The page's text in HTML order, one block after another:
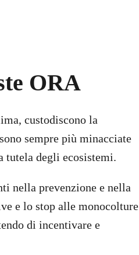
ORA
custodiscono la
sempre più minacciate
degli ecosistemi.
nella prevenzione e nella
e lo stop alle monocolture
di incentivare e